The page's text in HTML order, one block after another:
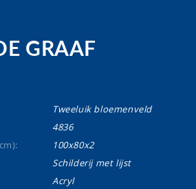
GRAAF
Tweeluik bloemenveld
4836
100x80x2
Schilderij met lijst
Acryl